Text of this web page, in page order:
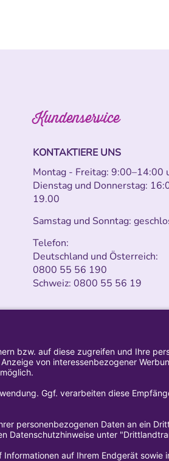
Kundenservice
KONTAKTIERE UNS
Montag - Freitag: 9:00–14:00
Dienstag und Donnerstag:
19.00
Samstag und Sonntag:
Telefon:
Deutschland und Österreich:
0800 55 56 190
Schweiz: 0800 55 56 19